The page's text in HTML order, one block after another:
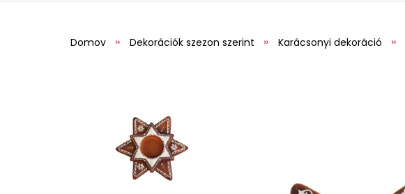
Domov Dekorációk szezon szerint Karácsonyi dekoráció